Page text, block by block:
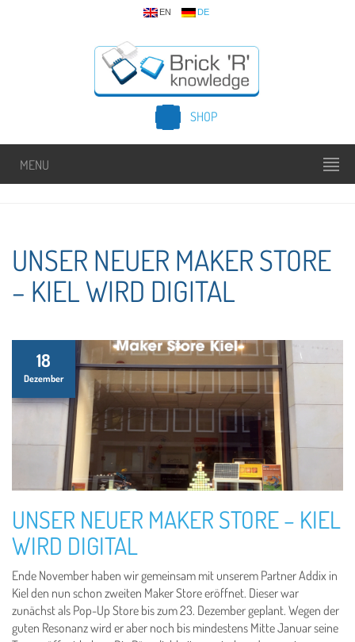
EN DE
SHOP
MENU
UNSER NEUER MAKER STORE
– KIEL WIRD DIGITAL
18
Dezember
UNSER NEUER MAKER STORE – KIEL
WIRD DIGITAL
Ende November haben wir gemeinsam mit unserem Partner Addix in
Kiel den nun schon zweiten Maker Store eröffnet. Dieser war
zunächst als Pop-Up Store bis zum 23. Dezember geplant. Wegen der
guten Resonanz wird er aber noch bis mindestens Mitte Januar seine